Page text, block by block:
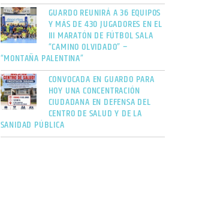
GUARDO REUNIRÁ A 36 EQUIPOS
Y MÁS DE 430 JUGADORES EN EL
III MARATÓN DE FÚTBOL SALA
“CAMINO OLVIDADO” –
“MONTAÑA PALENTINA”
CONVOCADA EN GUARDO PARA
HOY UNA CONCENTRACIÓN
CIUDADANA EN DEFENSA DEL
CENTRO DE SALUD Y DE LA
SANIDAD PÚBLICA